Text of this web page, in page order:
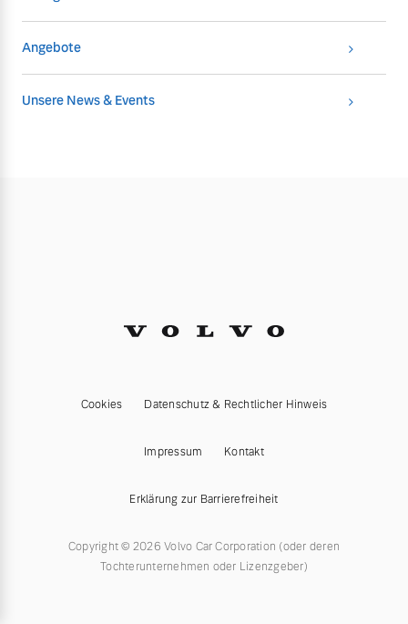
Angebote
Unsere News & Events
Cookies Datenschutz & Rechtlicher Hinweis
Impressum Kontakt
Erklärung zur Barrierefreiheit
Copyright © 2026 Volvo Car Corporation (oder deren
Tochterunternehmen oder Lizenzgeber)